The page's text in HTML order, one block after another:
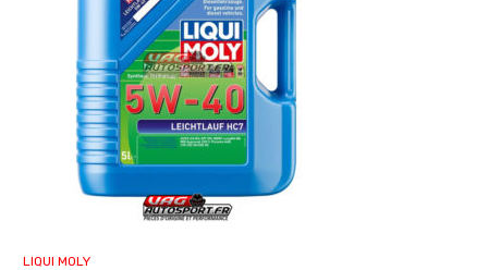
LIQUI MOLY